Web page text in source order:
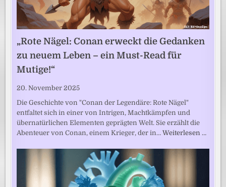
„Rote Nägel: Conan erweckt die Gedanken
zu neuem Leben – ein Must-Read für
Mutige!“
20. November 2025
Die Geschichte von "Conan der Legendäre: Rote Nägel"
entfaltet sich in einer von Intrigen, Machtkämpfen und
übernatürlichen Elementen geprägten Welt. Sie erzählt die
Abenteuer von Conan, einem Krieger, der in…Weiterlesen …